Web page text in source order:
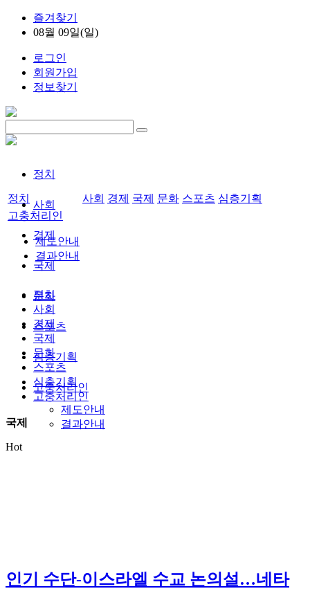
즐겨찾기
08월 09일(일)
로그인
회원가입
정보찾기
정치
사회
경제
국제
문화
스포츠
심층기획
고충처리인
제도안내
결과안내
정치 사회 경제 국제 문화 스포츠 심층기획
고충처리인
제도안내
결과안내
정치
사회
경제
국제
문화
스포츠
심층기획
고충처리인
국제
Hot
인기
수단-이스라엘 수교 논의설…네타